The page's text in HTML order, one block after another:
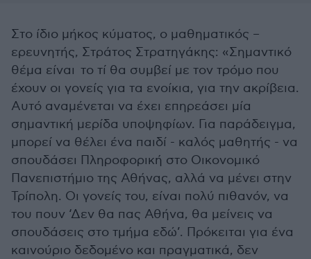
Στο ίδιο μήκος κύματος, ο μαθηματικός –
ερευνητής, Στράτος Στρατηγάκης: «Σημαντικό
θέμα είναι το τί θα συμβεί με τον τρόμο που
έχουν οι γονείς για τα ενοίκια, για την ακρίβεια.
Αυτό αναμένεται να έχει επηρεάσει μία
σημαντική μερίδα υποψηφίων. Για παράδειγμα,
μπορεί να θέλει ένα παιδί - καλός μαθητής - να
σπουδάσει Πληροφορική στο Οικονομικό
Πανεπιστήμιο της Αθήνας, αλλά να μένει στην
Τρίπολη. Οι γονείς του, είναι πολύ πιθανόν, να
του πουν ‘Δεν θα πας Αθήνα, θα μείνεις να
σπουδάσεις στο τμήμα εδώ’. Πρόκειται για ένα
καινούριο δεδομένο και πραγματικά, δεν